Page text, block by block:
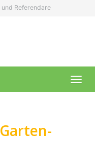
Referendare